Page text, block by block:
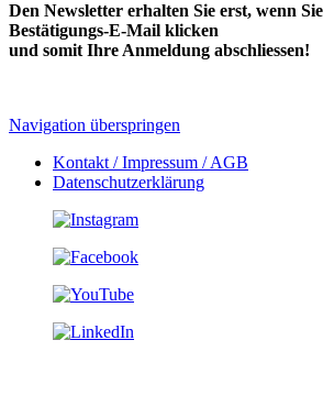
Den Newsletter erhalten Sie erst, wenn
Bestätigungs-E-Mail klicken
und somit Ihre Anmeldung abschliessen!
Navigation überspringen
Kontakt / Impressum / AGB
Datenschutzerklärung